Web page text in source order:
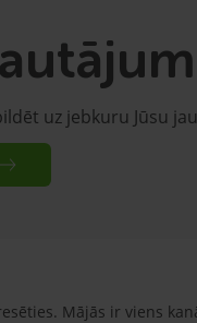
uz jebkuru Jūsu
Mājās ir viens